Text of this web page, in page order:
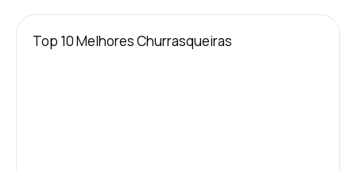
Top 10 Melhores Churrasqueiras